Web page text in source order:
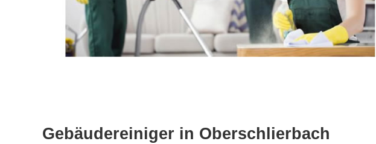
Gebäudereiniger in Oberschlierbach